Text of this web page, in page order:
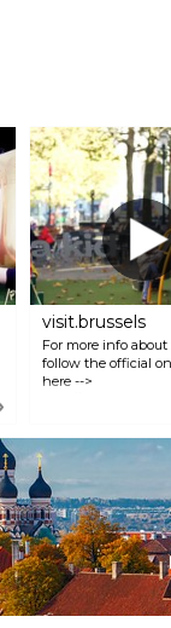
visit.brussels
For more info about
follow the official
here -->
http://